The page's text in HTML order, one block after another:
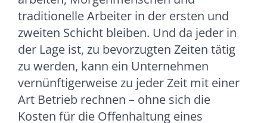
traditionelle Arbeiter in der ersten und
zweiten Schicht bleiben. Und da jeder in
der Lage ist, zu bevorzugten Zeiten tätig
zu werden, kann ein Unternehmen
vernünftigerweise zu jeder Zeit mit einer
Art Betrieb rechnen – ohne sich die
Kosten für die Offenhaltung eines